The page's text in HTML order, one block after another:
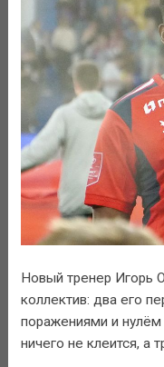
Новый тренер Игорь
коллектив: два его
поражениями и нулём
ничего не клеится, а